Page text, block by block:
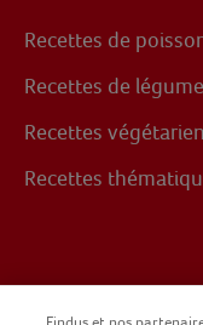
Recettes de
Recettes de
Recettes
Recettes